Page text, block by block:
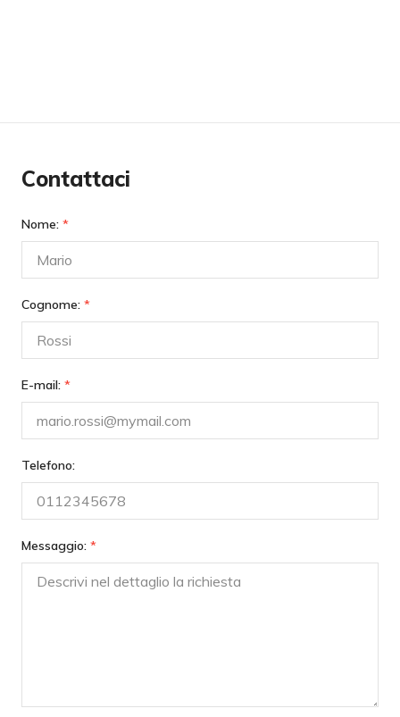
Contattaci
Nome: *
Cognome: *
E-mail: *
Telefono:
Messaggio: *